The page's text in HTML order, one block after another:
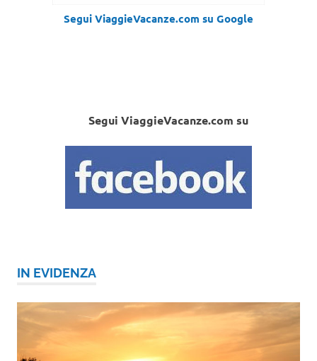
Segui ViaggieVacanze.com su Google
Segui ViaggieVacanze.com su
IN EVIDENZA